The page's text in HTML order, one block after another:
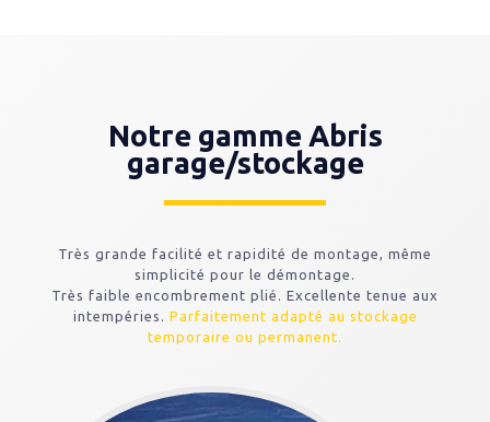
Notre gamme Abris
garage/stockage
Très grande facilité et rapidité de montage, même
simplicité pour le démontage.
Très faible encombrement plié. Excellente tenue aux
intempéries. Parfaitement adapté au stockage
temporaire ou permanent.